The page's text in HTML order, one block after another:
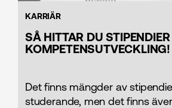
KARRIÄR
SÅ HITTAR DU STIPENDIER
KOMPETENSUTVECKLING!
Det finns mängder av
studerande, men det finns